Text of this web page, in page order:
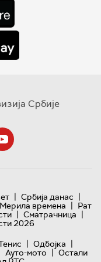
Србије
| Србија данас |
Мерила времена | Рат
| Сматрачница |
2026
| Одбојка |
Ауто-мото | Остали